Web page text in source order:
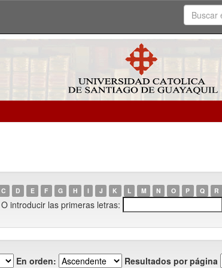
C D E F G H I J K L M N O P Q R
O introducir las primeras letras:
En orden: Resultados por página